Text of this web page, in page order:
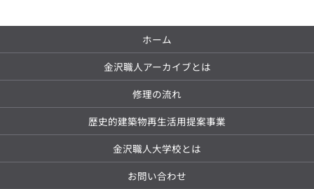
ホーム
金沢職人アーカイブとは
修理の流れ
歴史的建築物再生活用提案事業
金沢職人大学校とは
お問い合わせ